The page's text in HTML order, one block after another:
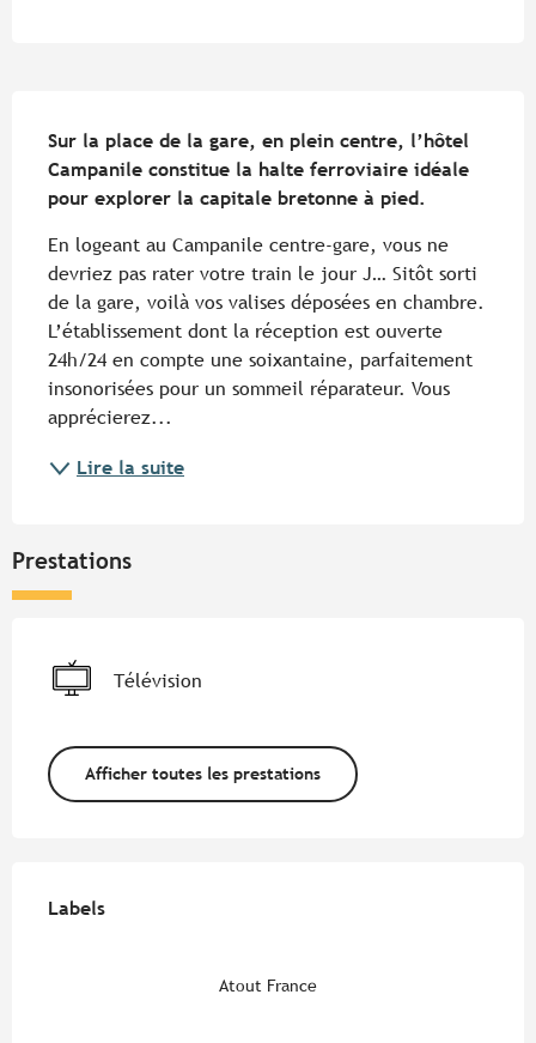
Sur la place de la gare, en plein centre, l’hôtel
Campanile constitue la halte ferroviaire idéale
pour explorer la capitale bretonne à pied.
En logeant au Campanile centre-gare, vous ne
devriez pas rater votre train le jour J… Sitôt sorti
de la gare, voilà vos valises déposées en chambre.
L’établissement dont la réception est ouverte
24h/24 en compte une soixantaine, parfaitement
insonorisées pour un sommeil réparateur. Vous
apprécierez...
Lire la suite
Prestations
Télévision
Afficher toutes les prestations
Labels
Labels
Atout France